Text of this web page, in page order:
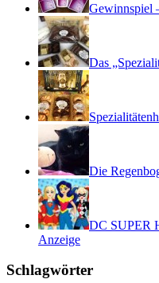
Das
Die
DC SUPER
Anzeige
Schlagwörter